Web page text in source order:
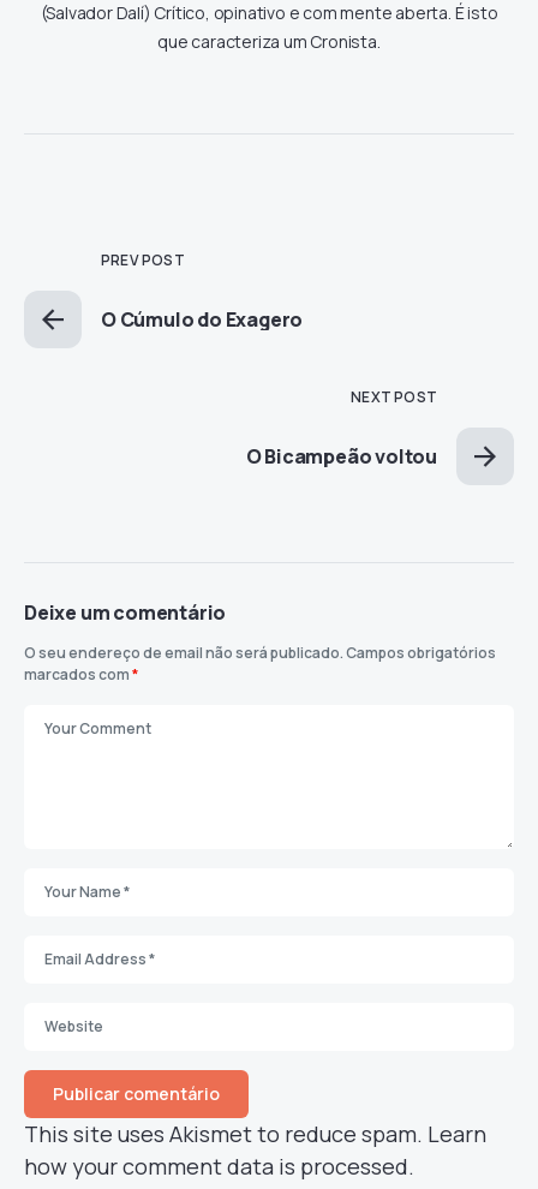
(Salvador Dalí) Crítico, opinativo e com mente aberta. É isto
que caracteriza um Cronista.
PREV POST
O Cúmulo do Exagero
NEXT POST
O Bicampeão voltou
Deixe um comentário
O seu endereço de email não será publicado.Campos obrigatórios
marcados com*
This site uses Akismet to reduce spam. Learn
how your comment data is processed.